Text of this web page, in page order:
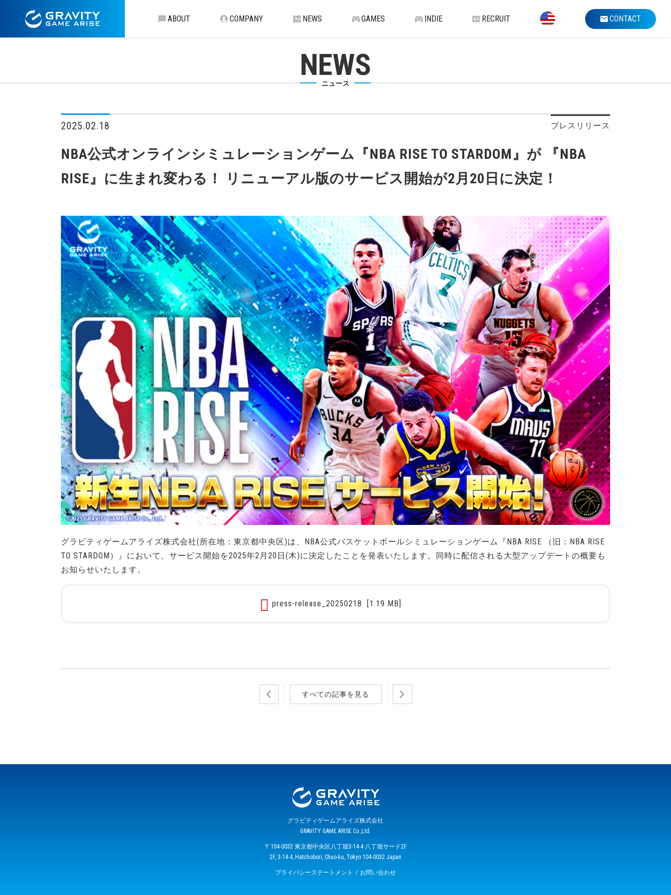
ABOUT COMPANY NEWS GAMES INDIE RECRUIT CONTACT
NEWS
ニュース
2025.02.18 プレスリリース
NBA公式オンラインシミュレーションゲーム『NBA RISE TO STARDOM』が 『NBA
RISE』に生まれ変わる！ リニューアル版のサービス開始が2月20日に決定！
グラビティゲームアライズ株式会社(所在地：東京都中央区)は、NBA公式バスケットボールシミュレーションゲーム『NBA RISE （旧：NBA RISE
TO STARDOM）』において、サービス開始を2025年2月20日(木)に決定したことを発表いたします。同時に配信される大型アップデートの概要も
お知らせいたします。
press-release_20250218 [1.19 MB]
すべての記事を見る
グラビティゲームアライズ株式会社
GRAVITY GAME ARISE Co.,Ltd.
〒104-0032 東京都中央区八丁堀3-14-4 八丁堀サード2F
2F, 3-14-4, Hatchobori, Chuo-ku, Tokyo 104-0032 Japan
プライバシーステートメント お問い合わせ